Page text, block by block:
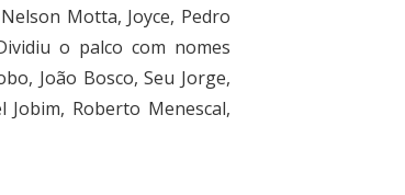
Motta, Joyce, Pedro
o palco com nomes
João Bosco, Seu Jorge,
Jobim, Roberto Menescal,